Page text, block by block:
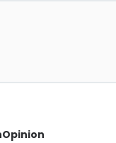
Opinion